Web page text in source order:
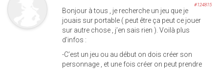
#124815
Bonjour à tous , je recherche un jeu que je
jouais sur portable ( peut être ça peut ce jouer
sur autre chose , j’en sais rien ). Voilà plus
d’infos :
-C’est un jeu ou au début on dois créer son
personnage , et une fois créer on peut prendre